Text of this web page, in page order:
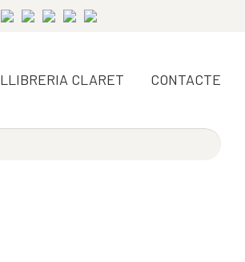
LLIBRERIA CLARET CONTACTE